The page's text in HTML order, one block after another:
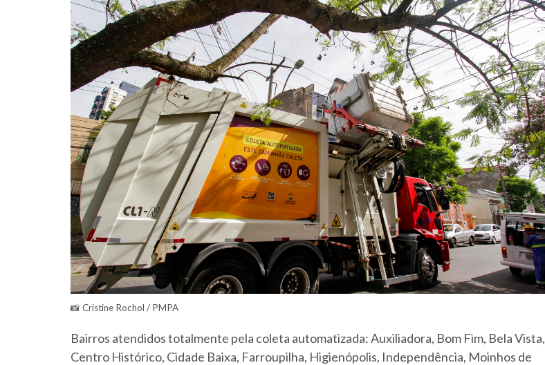
📸 Cristine Rochol / PMPA
Bairros atendidos totalmente pela coleta automatizada: Auxiliadora, Bom Fim, Bela Vista,
Centro Histórico, Cidade Baixa, Farroupilha, Higienópolis, Independência, Moinhos de